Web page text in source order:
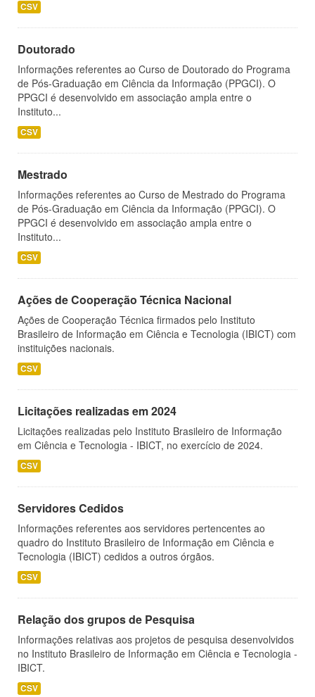
CSV
Doutorado
Informações referentes ao Curso de Doutorado do Programa
de Pós-Graduação em Ciência da Informação (PPGCI). O
PPGCI é desenvolvido em associação ampla entre o
Instituto...
CSV
Mestrado
Informações referentes ao Curso de Mestrado do Programa
de Pós-Graduação em Ciência da Informação (PPGCI). O
PPGCI é desenvolvido em associação ampla entre o
Instituto...
CSV
Ações de Cooperação Técnica Nacional
Ações de Cooperação Técnica firmados pelo Instituto
Brasileiro de Informação em Ciência e Tecnologia (IBICT) com
instituições nacionais.
CSV
Licitações realizadas em 2024
Licitações realizadas pelo Instituto Brasileiro de Informação
em Ciência e Tecnologia - IBICT, no exercício de 2024.
CSV
Servidores Cedidos
Informações referentes aos servidores pertencentes ao
quadro do Instituto Brasileiro de Informação em Ciência e
Tecnologia (IBICT) cedidos a outros órgãos.
CSV
Relação dos grupos de Pesquisa
Informações relativas aos projetos de pesquisa desenvolvidos
no Instituto Brasileiro de Informação em Ciência e Tecnologia -
IBICT.
CSV